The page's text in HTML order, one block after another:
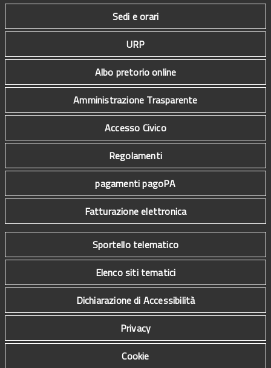
Sedi e orari
URP
Albo pretorio online
Amministrazione Trasparente
Accesso Civico
Regolamenti
pagamenti pagoPA
Fatturazione elettronica
Sportello telematico
Elenco siti tematici
Dichiarazione di Accessibilità
Privacy
Cookie